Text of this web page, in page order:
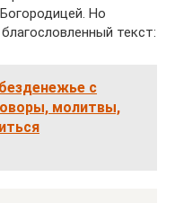
Но
текст:
с
молитвы,